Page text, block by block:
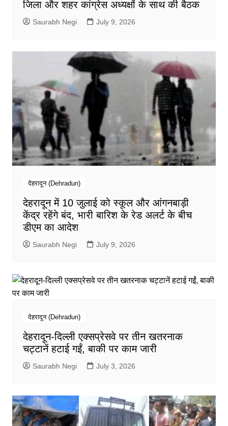
जिला और शहर कांग्रेस अध्यक्षों के साथ की बैठक
Saurabh Negi July 9, 2026
देहरादून (Dehradun)
देहरादून में 10 जुलाई को स्कूल और आंगनबाड़ी
केंद्र रहेंगे बंद, भारी बारिश के रेड अलर्ट के बीच
डीएम का आदेश
Saurabh Negi July 9, 2026
देहरादून (Dehradun)
देहरादून-दिल्ली एक्सप्रेसवे पर तीन खतरनाक
चट्टानें हटाई गईं, बाकी पर काम जारी
Saurabh Negi July 3, 2026